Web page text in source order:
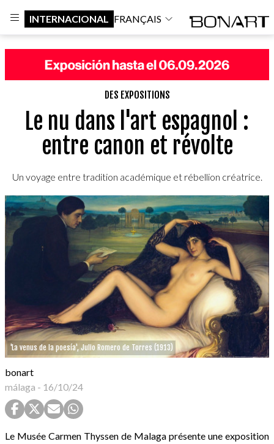
INTERNACIONAL FRANÇAIS
DES EXPOSITIONS
Le nu dans l'art espagnol :
entre canon et révolte
Un voyage entre tradition académique et rébellion créatrice.
'La venus de la poesía', Julio Romero de Torres (1913)
bonart
málaga - 16/10/24
Le Musée Carmen Thyssen de Malaga présente une exposition